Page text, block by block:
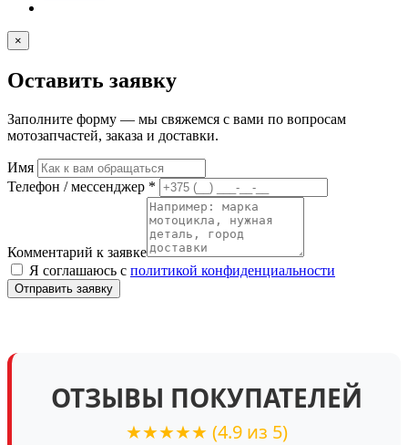
×
Оставить заявку
Заполните форму — мы свяжемся с вами по вопросам
мотозапчастей, заказа и доставки.
Имя
Телефон / мессенджер *
Комментарий к заявке
Я соглашаюсь с политикой конфиденциальности
Отправить заявку
ОТЗЫВЫ ПОКУПАТЕЛЕЙ
★★★★★ (4.9 из 5)